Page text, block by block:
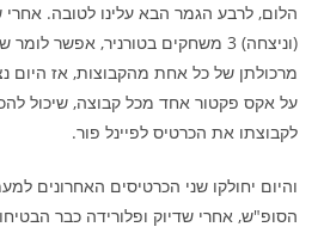
הלום, לרבע הגמר הבא עלינו לטובה.
(וניצחה) 3 משחקים בטורניר, אפשר
מרכולתן של כל אחת מהקבוצות, אז היום
על אקס פקטור אחד מכל קבוצה, שיכול
לקבוצתו את הכרטיס לפיינל פור.
והיום יחולקו שני הכרטיסים האחרונים
הסופ"ש, אחרי שדיוק ופלורידה כבר